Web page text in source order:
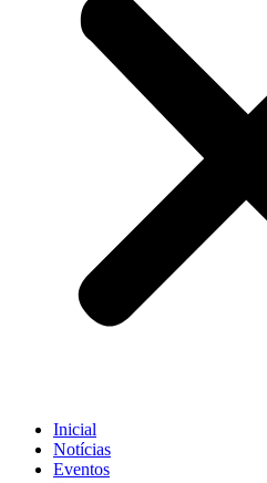
Inicial
Notícias
Eventos